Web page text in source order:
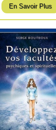
En Savoir Plus